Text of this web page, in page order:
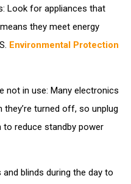
Look for appliances that
they meet energy
Environmental Protection
not in use: Many electronics
turned off, so unplug
to reduce standby power
blinds during the day to